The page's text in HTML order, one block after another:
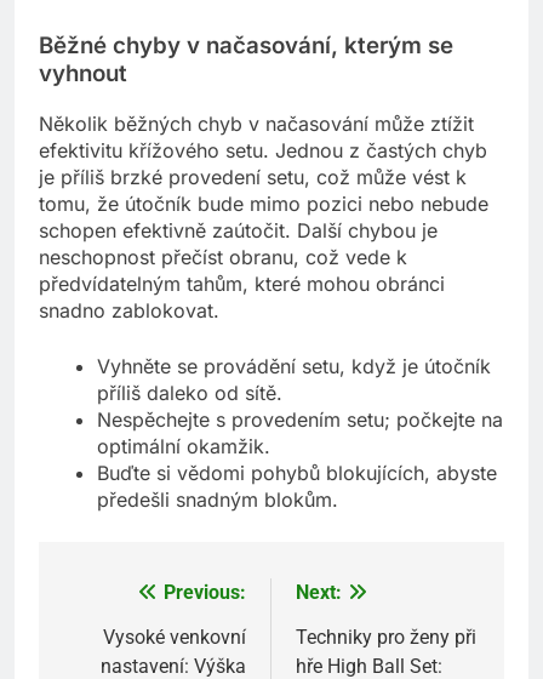
Běžné chyby v načasování, kterým se
vyhnout
Několik běžných chyb v načasování může ztížit
efektivitu křížového setu. Jednou z častých chyb
je příliš brzké provedení setu, což může vést k
tomu, že útočník bude mimo pozici nebo nebude
schopen efektivně zaútočit. Další chybou je
neschopnost přečíst obranu, což vede k
předvídatelným tahům, které mohou obránci
snadno zablokovat.
Vyhněte se provádění setu, když je útočník
příliš daleko od sítě.
Nespěchejte s provedením setu; počkejte na
optimální okamžik.
Buďte si vědomi pohybů blokujících, abyste
předešli snadným blokům.
navigation
Previous:
Vysoké venkovní
nastavení: Výška
Next:
Techniky pro ženy při
hře High Ball Set: